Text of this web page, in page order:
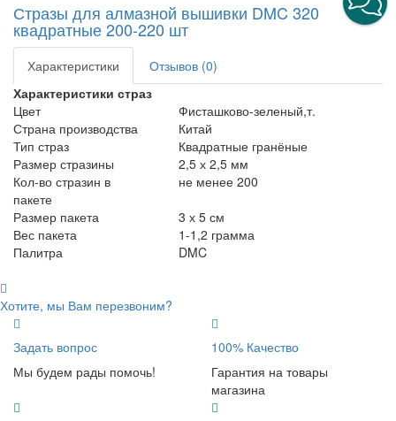
Стразы для алмазной вышивки DMC 320
квадратные 200-220 шт
Характеристики
Отзывов (0)
Характеристики страз
Цвет
Фисташково-зеленый,т.
Страна производства
Китай
Тип страз
Квадратные гранёные
Размер стразины
2,5 х 2,5 мм
Кол-во стразин в
пакете
не менее 200
Размер пакета
3 х 5 см
Вес пакета
1-1,2 грамма
Палитра
DMC
Хотите, мы Вам перезвоним?
Задать вопрос
Мы будем рады помочь!
100% Качество
Гарантия на товары
магазина